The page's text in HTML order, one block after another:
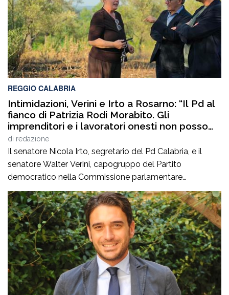
generale della ItalConsult Spa, […]
REGGIO CALABRIA
Intimidazioni, Verini e Irto a Rosarno: “Il Pd al
fianco di Patrizia Rodi Morabito. Gli
imprenditori e i lavoratori onesti non posso
essere lasciati da soli”
di redazione
Il senatore Nicola Irto, segretario del Pd Calabria, e il
senatore Walter Verini, capogruppo del Partito
democratico nella Commissione parlamentare
Antimafia, hanno fatto visita a Patrizia Rodi Morabito,
imprenditrice agricola di Rosarno (Rc) la cui azienda è
stata più volte colpita da incendi, furti e danneggiamenti.
L’ultimo grave episodio si è verificato nei giorni scorsi […]